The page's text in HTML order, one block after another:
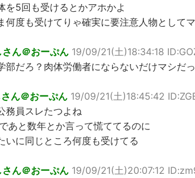
を5回も受けるとかアホかよ
何度も受けてりゃ確実に要注意人物として
ん＠おーぷん 19/09/21(土)18:34:18
部だろ？肉体労働者にならないだけマシだ
ん＠おーぷん 19/09/21(土)18:45:42
務員スレたつよね
あと数年とか言って慌ててるのに
いに同じところ何度も受けてる
ん＠おーぷん 19/09/21(土)20:07:12